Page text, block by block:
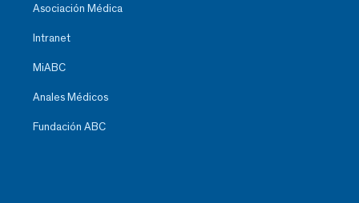
Asociación Médica
Intranet
MiABC
Anales Médicos
Fundación ABC